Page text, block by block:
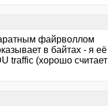
файрволлом
в байтах - я её
traffic (хорошо считает